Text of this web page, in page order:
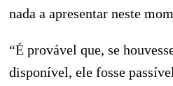
nada a apresentar neste
“É provável que, se
disponível, ele fosse